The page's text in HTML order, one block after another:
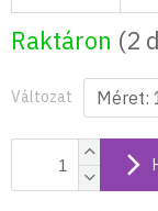
Raktáron (2
Változat